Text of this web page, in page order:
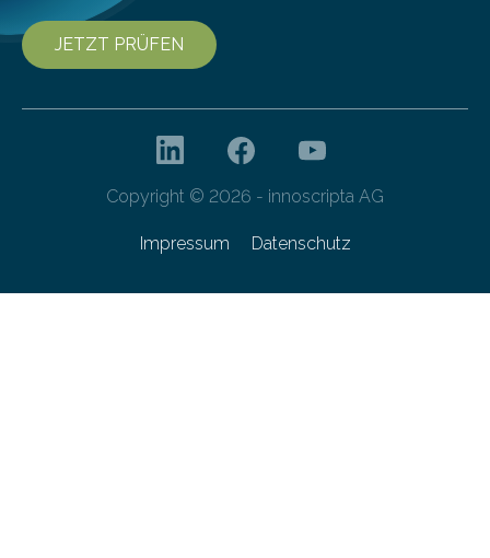
JETZT PRÜFEN
Copyright © 2026 - innoscripta AG
Impressum Datenschutz